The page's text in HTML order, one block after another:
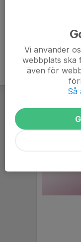
Vi använder
webbplats ska
även för
Så